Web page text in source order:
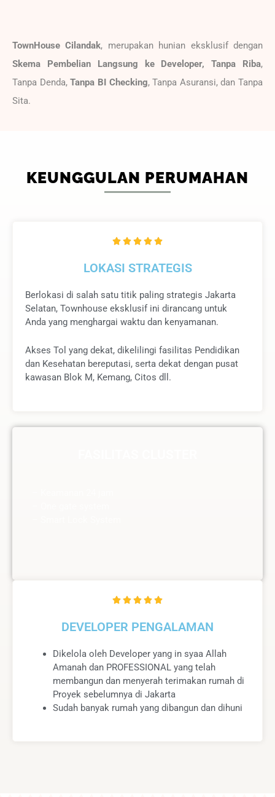
TownHouse Cilandak, merupakan hunian eksklusif dengan
Skema Pembelian Langsung ke Developer, Tanpa Riba,
Tanpa Denda,Tanpa BI Checking, Tanpa Asuransi, dan Tanpa
Sita.
KEUNGGULAN PERUMAHAN
    R
t
d
5
o
t
o
f
LOKASI STRATEGIS
Berlokasi di salah satu titik paling strategis Jakarta
Selatan, Townhouse eksklusif ini dirancang untuk
Anda yang menghargai waktu dan kenyamanan.
Akses Tol yang dekat, dikelilingi fasilitas Pendidikan
dan Kesehatan bereputasi, serta dekat dengan pusat
kawasan Blok M, Kemang, Citos dll.
    R
t
d
5
o
u
t
DEVELOPER PENGALAMAN
Dikelola oleh Developer yang in syaa Allah
Amanah dan PROFESSIONAL yang telah
membangun dan menyerah terimakan rumah di
Proyek sebelumnya di Jakarta
Sudah banyak rumah yang dibangun dan dihuni